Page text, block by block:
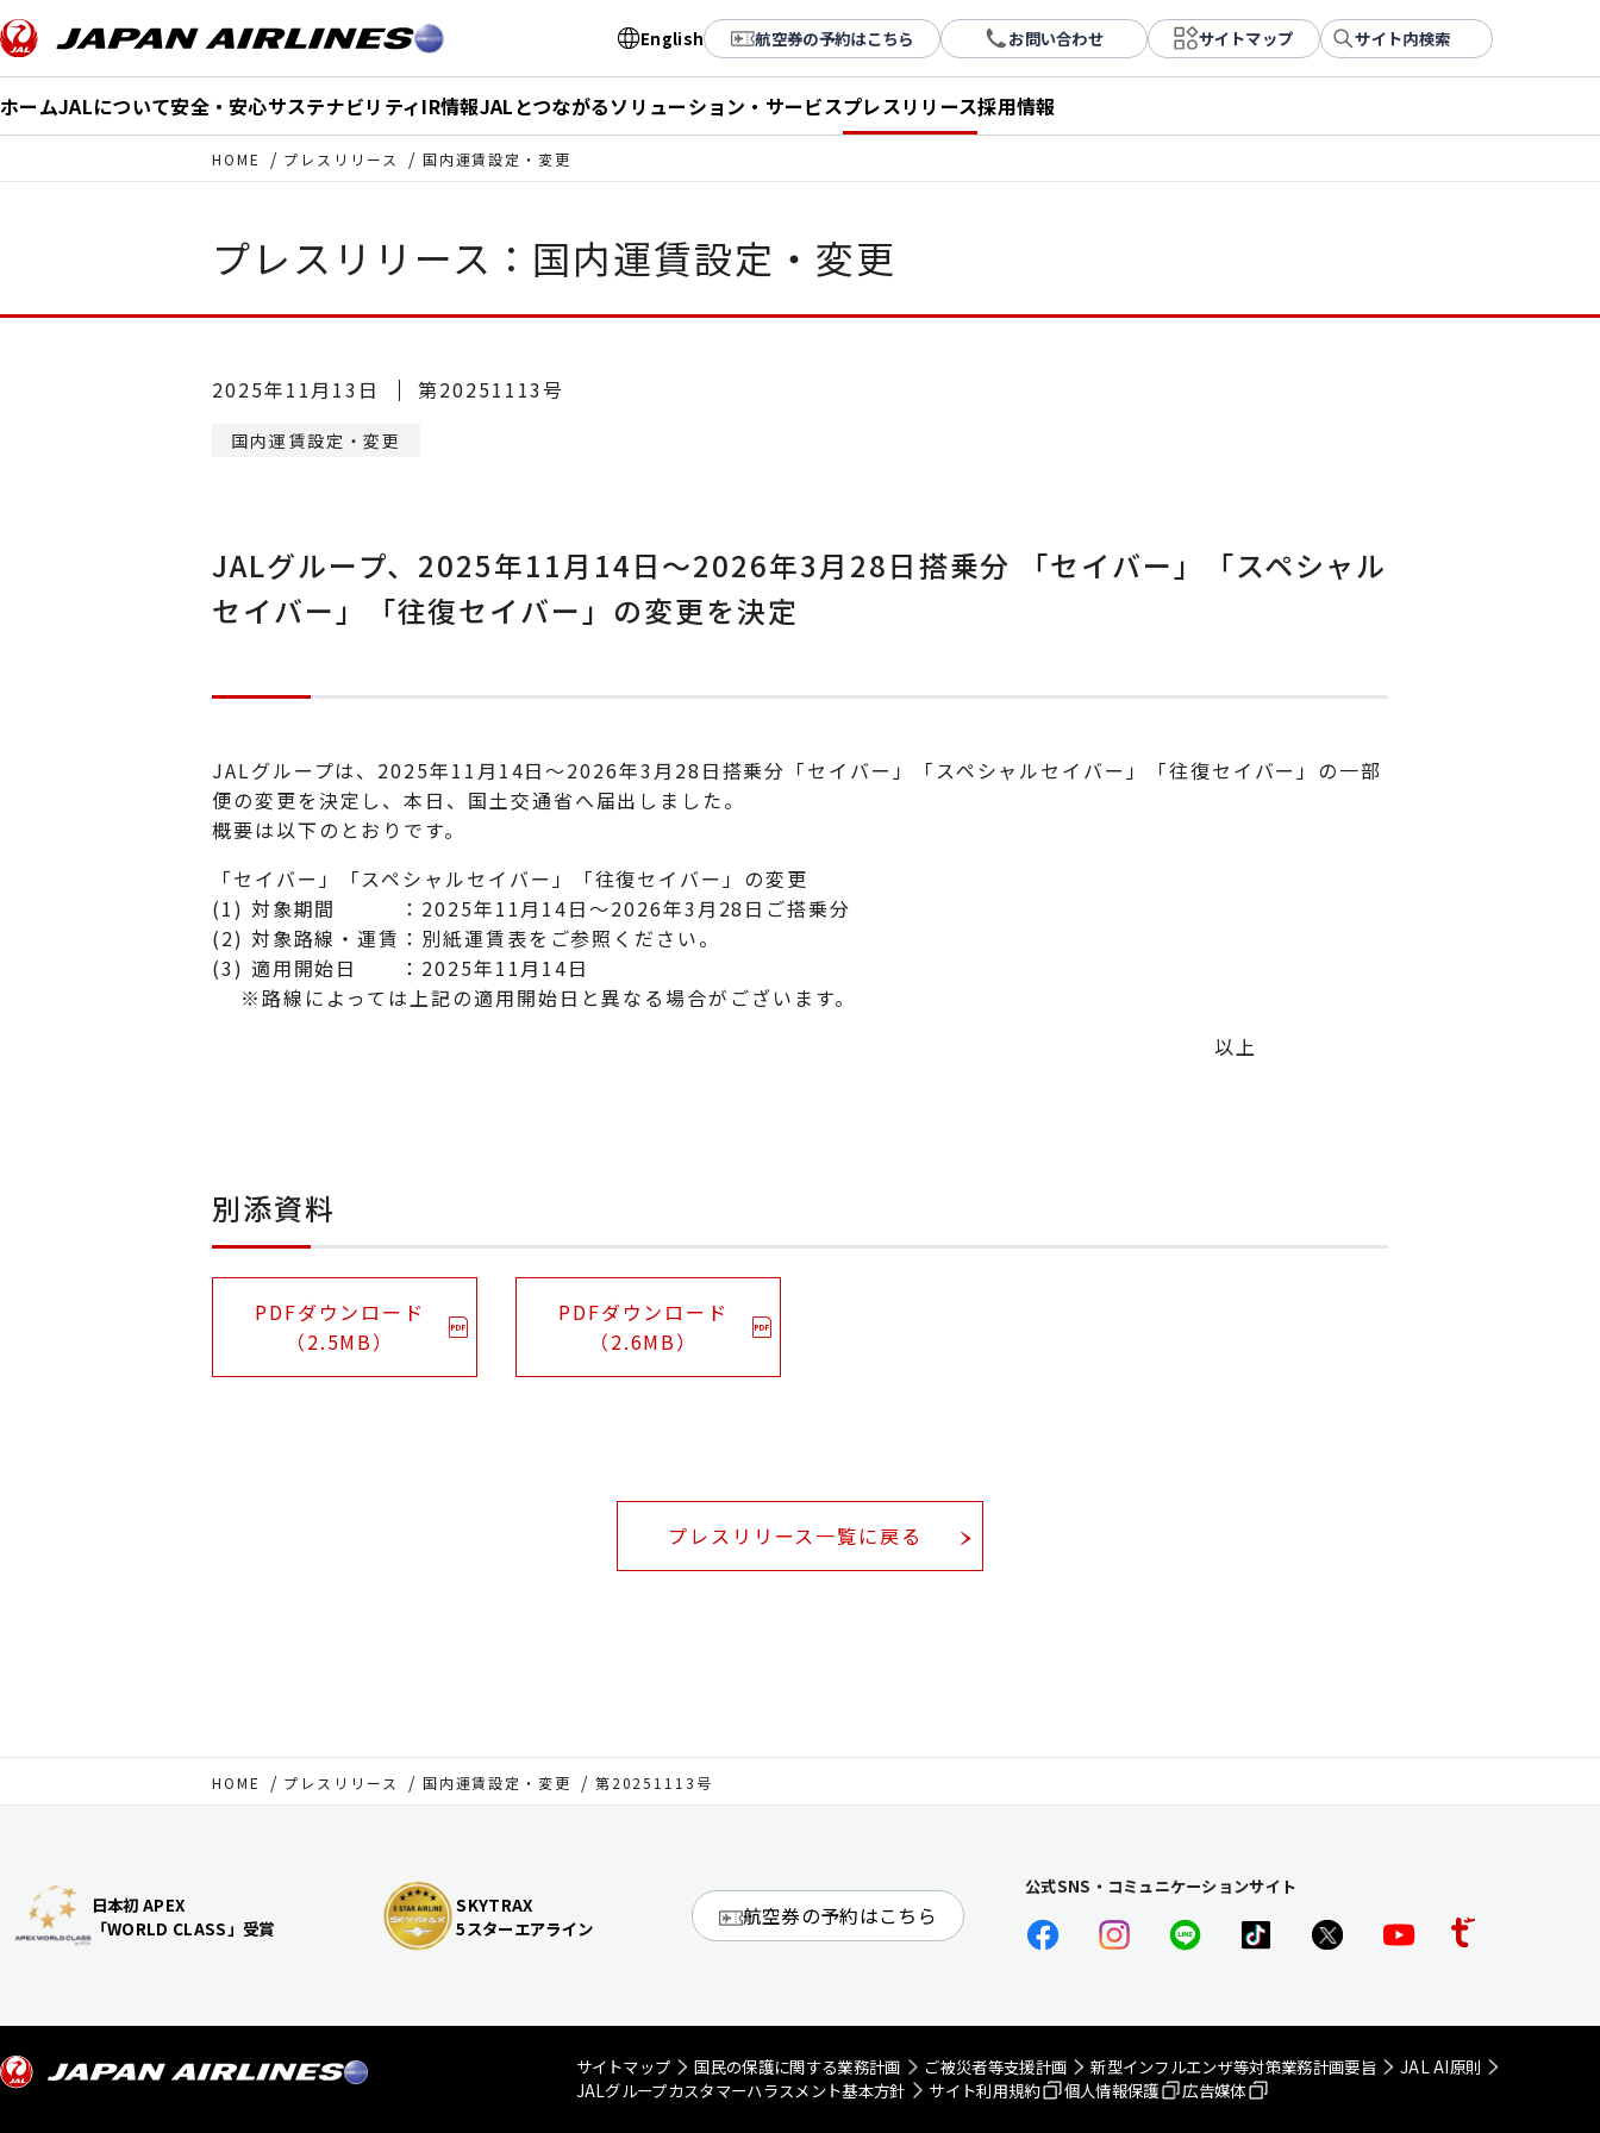
English 航空券の予約はこちら お問い合わせ サイトマップ サイト内検索
ホームJALについて安全・安心サステナビリティIR情報JALとつながるソリューション・サービスプレスリリース採用情報
HOME プレスリリース 国内運賃設定・変更
プレスリリース：国内運賃設定・変更
2025年11月13日 第20251113号
国内運賃設定・変更
JALグループ、2025年11月14日～2026年3月28日搭乗分 「セイバー」「スペシャル
セイバー」「往復セイバー」の変更を決定
JALグループは、2025年11月14日～2026年3月28日搭乗分「セイバー」「スペシャルセイバー」「往復セイバー」の一部
便の変更を決定し、本日、国土交通省へ届出しました。
概要は以下のとおりです。
「セイバー」「スペシャルセイバー」「往復セイバー」の変更
(1) 対象期間 ：2025年11月14日～2026年3月28日ご搭乗分
(2) 対象路線・運賃：別紙運賃表をご参照ください。
(3) 適用開始日 ：2025年11月14日
※路線によっては上記の適用開始日と異なる場合がございます。
以上
別添資料
PDFダウンロード
（2.5MB）
PDFダウンロード
（2.6MB）
プレスリリース一覧に戻る
HOME プレスリリース 国内運賃設定・変更 第20251113号
日本初 APEX
「WORLD CLASS」受賞
SKYTRAX
5スターエアライン
航空券の予約はこちら
公式SNS・コミュニケーションサイト
サイトマップ 国民の保護に関する業務計画 ご被災者等支援計画 新型インフルエンザ等対策業務計画要旨
JAL AI原則
JALグループカスタマーハラスメント基本方針
サイト利用規約 個人情報保護 広告媒体